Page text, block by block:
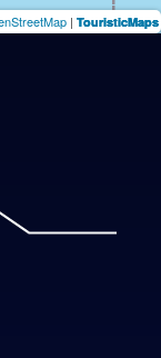
| TouristicMaps